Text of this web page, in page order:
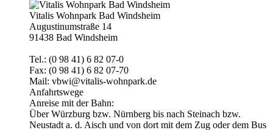
Vitalis Wohnpark Bad Windsheim
Augustinumstraße 14
91438 Bad Windsheim
Tel.: (0 98 41) 6 82 07-0
Fax: (0 98 41) 6 82 07-70
Mail: vbwi@vitalis-wohnpark.de
Anfahrtswege
Anreise mit der Bahn:
Über Würzburg bzw. Nürnberg bis nach Steinach bzw.
Neustadt a. d. Aisch und von dort mit dem Zug oder dem Bus